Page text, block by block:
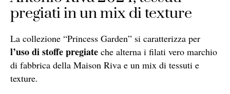
pregiati in un mix di texture
La collezione “Princess Garden” si caratterizza per
l’uso di stoffe pregiate che alterna i filati vero marchio
di fabbrica della Maison Riva e un mix di tessuti e
texture.